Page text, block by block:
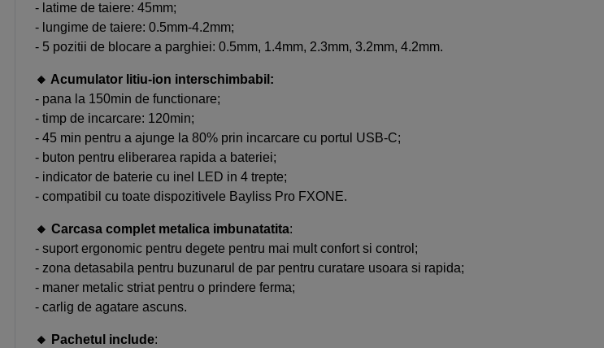
- latime de taiere: 45mm;
- lungime de taiere: 0.5mm-4.2mm;
- 5 pozitii de blocare a parghiei: 0.5mm, 1.4mm, 2.3mm, 3.2mm, 4.2mm.
🔸 Acumulator litiu-ion interschimbabil:
- pana la 150min de functionare;
- timp de incarcare: 120min;
- 45 min pentru a ajunge la 80% prin incarcare cu portul USB-C;
- buton pentru eliberarea rapida a bateriei;
- indicator de baterie cu inel LED in 4 trepte;
- compatibil cu toate dispozitivele Bayliss Pro FXONE.
🔸 Carcasa complet metalica imbunatatita:
- suport ergonomic pentru degete pentru mai mult confort si control;
- zona detasabila pentru buzunarul de par pentru curatare usoara si rapida;
- maner metalic striat pentru o prindere ferma;
- carlig de agatare ascuns.
🔸 Pachetul include: